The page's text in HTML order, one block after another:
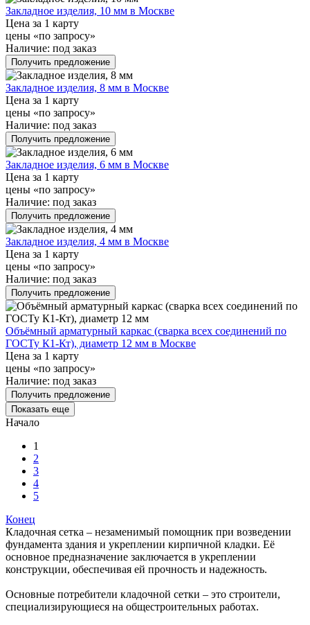
Закладное изделия, 10 мм в Москве
Цена за 1 карту
цены «по запросу»
Наличие: под заказ
Получить предложение
Закладное изделия, 8 мм в Москве
Цена за 1 карту
цены «по запросу»
Наличие: под заказ
Получить предложение
Закладное изделия, 6 мм в Москве
Цена за 1 карту
цены «по запросу»
Наличие: под заказ
Получить предложение
Закладное изделия, 4 мм в Москве
Цена за 1 карту
цены «по запросу»
Наличие: под заказ
Получить предложение
Объёмный арматурный каркас (сварка всех соединений по
ГОСТу К1-Кт), диаметр 12 мм в Москве
Цена за 1 карту
цены «по запросу»
Наличие: под заказ
Получить предложение
Показать еще
Начало
1
2
3
4
5
Конец
Кладочная сетка – незаменимый помощник при возведении
фундамента здания и укреплении кирпичной кладки. Её
основное предназначение заключается в укреплении
конструкции, обеспечивая ей прочность и надежность.
Основные потребители кладочной сетки – это строители,
специализирующиеся на общестроительных работах.